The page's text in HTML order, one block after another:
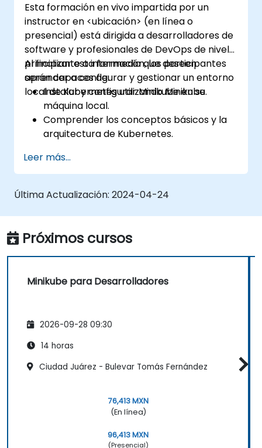
Esta formación en vivo impartida por un
instructor en <ubicación> (en línea o
presencial) está dirigida a desarrolladores de
software y profesionales de DevOps de nivel
principiante a intermedio que deseen
aprender a configurar y gestionar un entorno
local de Kubernetes utilizando Minikube.
Al finalizar esta formación, los participantes
serán capaces de:
Instalar y configurar Minikube en su
máquina local.
Comprender los conceptos básicos y la
arquitectura de Kubernetes.
mediante kubectl y el panel de control de
Minikube.
Configurar soluciones de
para Kubernetes.
Utilizar Minikube para desarrollar, probar
y depurar aplicaciones.
Leer más...
Última Actualización: 2024-04-24
Próximos cursos
Minikube para Desarrolladores
2026-09-28 09:30
14 horas
Ciudad Juárez - Bulevar Tomás Fernández
76,413 MXN
(En línea)
96,413 MXN
(Presencial)